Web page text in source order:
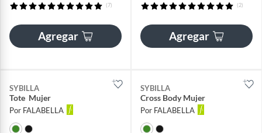
(7)
Agregar
(2)
Agregar
SYBILLA
Tote Mujer
Por FALABELLA
SYBILLA
Cross Body Mujer
Por FALABELLA